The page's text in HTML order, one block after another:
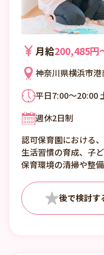
月給200,485円
神奈川県横浜市港
平日7:00～20:00
週休2日制
認可保育園における
生活習慣の育成、子
保育環境の清掃や整